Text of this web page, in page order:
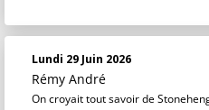
Lundi 29 Juin 2026
Rémy André
On croyait tout savoir de